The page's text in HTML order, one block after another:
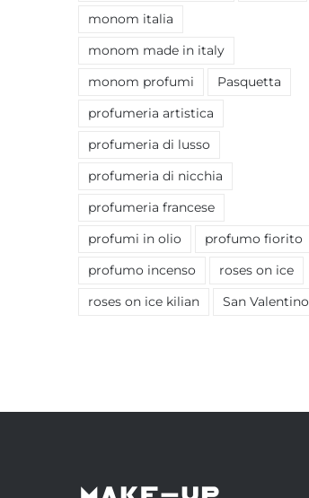
monom italia
monom made in italy
monom profumi Pasquetta
profumeria artistica
profumeria di lusso
profumeria di nicchia
profumeria francese
profumi in olio profumo fiorito
profumo incenso roses on ice
roses on ice kilian San Valentino